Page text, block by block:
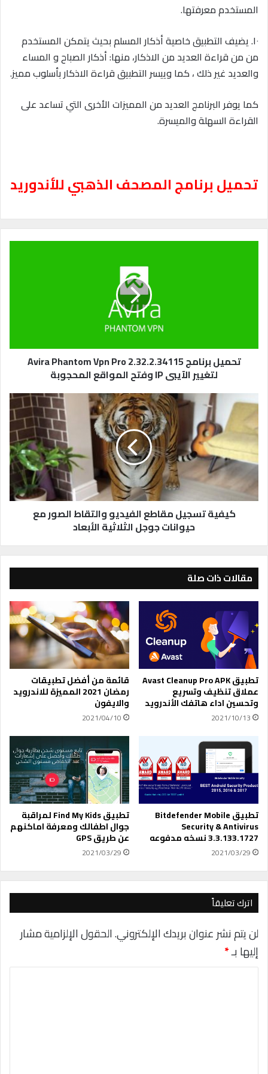
المستخدم معرفتها.
١٠. يضيف التطبيق خاصية أذكار المسلم بحيث يتمكن المستخدم
من من قراءة العديد من الاذكار، منها: أذكار الصباح و المساء
والعديد غير ذلك ، كما وييسر التطبيق قراءة الاذكار بأسلوب مميز.
كما يوفر البرنامج العديد من المميزات الأخرى التي تساعد على
القراءة السهلة والميسرة.
تحميل برنامج المصحف الذهبي للأندوريد
ت
ا
.
3
2
.
2
.
3
4
1
v
i
a
P
a
n
o
m
V
p
n
P
ت
غ
ي
ي
ر
ا
ل
ي
ب
ى
I
P
و
ف
ت
تحميل برنامج 2.32.2.34115 Avira Phantom Vpn Pro
لتغيير الآيبى IP وفتح المواقع المحجوبة
ك
ي
ف
ي
ة
ت
س
ج
ي
ا
ط
ا
ل
ي
د
و
و
ا
ل
ت
ق
ط
ل
ص
و
ر
م
ع
ح
و
ا
ا
ت
ج
و
ج
كيفية تسجيل مقاطع الفيديو والتقاط الصور مع
حيوانات جوجل الثلاثية الأبعاد
مقالات ذات صلة
تطبيق Avast Cleanup Pro APK
عملاق تنظيف وتسريع
وتحسين اداء هاتفك الأندرويد
2021/10/13
قائمة من أفضل تطبيقات
رمضان 2021 المميزة للاندرويد
والايفون
2021/04/10
تطبيق Bitdefender Mobile
Security & Antivirus
3.3.133.1727 نسخه مدفوعه
2021/03/29
تطبيق Find My Kids لمراقبة
جوال اطفالك ومعرفة اماكنهم
عن طريق GPS
2021/03/29
اترك تعليقاً
لن يتم نشر عنوان بريدك الإلكتروني.الحقول الإلزامية مشار
إليها بـ*